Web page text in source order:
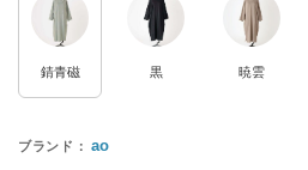
錆青磁 黒 暁雲
ao